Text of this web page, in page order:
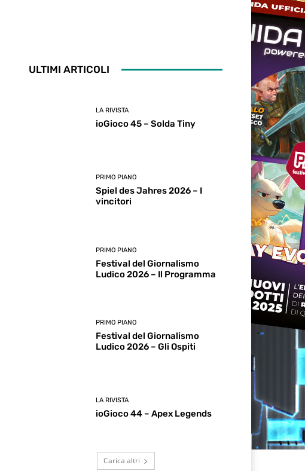
ULTIMI ARTICOLI
LA RIVISTA
ioGioco 45 – Solda Tiny
PRIMO PIANO
Spiel des Jahres 2026 – I
vincitori
PRIMO PIANO
Festival del Giornalismo
Ludico 2026 – Il Programma
PRIMO PIANO
Festival del Giornalismo
Ludico 2026 – Gli Ospiti
LA RIVISTA
ioGioco 44 – Apex Legends
Carica altri